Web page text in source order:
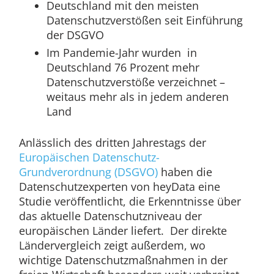
Deutschland mit den meisten
Datenschutzverstößen seit Einführung
der DSGVO
Im Pandemie-Jahr wurden in
Deutschland 76 Prozent mehr
Datenschutzverstöße verzeichnet –
weitaus mehr als in jedem anderen
Land
Anlässlich des dritten Jahrestags der
Europäischen Datenschutz-
Grundverordnung (DSGVO)haben die
Datenschutzexperten von heyData eine
Studie veröffentlicht, die Erkenntnisse über
das aktuelle Datenschutzniveau der
europäischen Länder liefert. Der direkte
Ländervergleich zeigt außerdem, wo
wichtige Datenschutzmaßnahmen in der